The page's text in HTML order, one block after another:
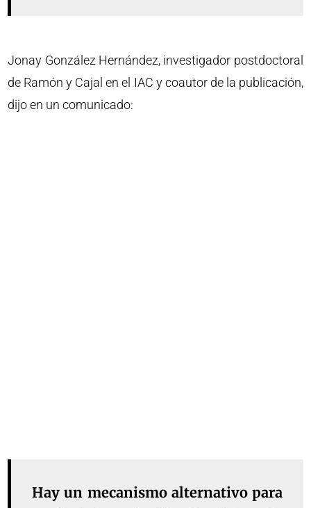
Jonay González Hernández, investigador postdoctoral
de Ramón y Cajal en el IAC y coautor de la publicación,
dijo en un comunicado:
Hay un mecanismo alternativo para